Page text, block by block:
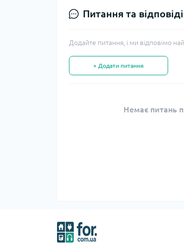
Питання та відповіді
Додайте питання, і ми відповімо
+ Додати питання
Немає питань